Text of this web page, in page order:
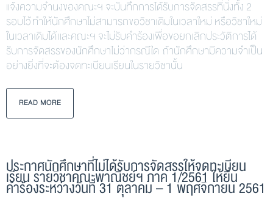
แจ้งความจำนงของคณะฯ จะบันทึกการได้รับการจัดสรรที่นั่งทั้ง 2
รอบไว้ ทำให้นักศึกษาไม่สามารถขอวิชาเดิมในเวลาใหม่ หรือวิชาใหม่
ในเวลาเดิมได้ และคณะฯ จะไม่รับคำร้องเพื่อขอยกเลิกประวัติการได้
รับการจัดสรรของนักศึกษาไม่ว่ากรณีใด ถ้านักศึกษามีความจำเป็น
อย่างยิ่งที่จะต้องจดทะเบียนเรียนในรายวิชานั้น
READ MORE
ประกาศนักศึกษาที่ไม่ได้รับการจัดสรรให้จดทะเบียน
เรียน รายวิชาคณะพาณิชย์ฯ ภาค 1/2561 ให้ยื่น
คำร้องระหว่างวันที่ 31 ตุลาคม – 1 พฤศจิกายน 2561